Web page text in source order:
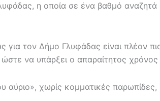
η οποία σε ένα βαθμό
για τον Δήμο Γλυφάδας είναι πλέον
να υπάρξει ο απαραίτητος
αύριο», χωρίς κομματικές